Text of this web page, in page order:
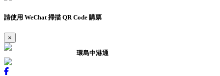
請使用 WeChat 掃描 QR Code 購票
×
環島中港通